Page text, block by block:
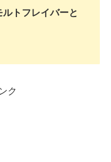
トフレイバーと
ク